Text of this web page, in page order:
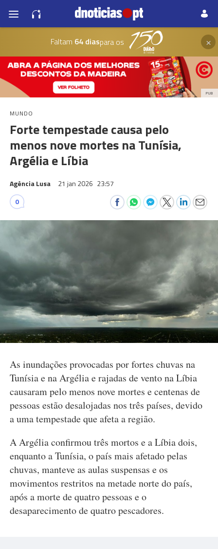
Faltam 64 diaspara os ×
PUB
MUNDO
Forte tempestade causa pelo
menos nove mortes na Tunísia,
Argélia e Líbia
Agência Lusa 21 jan 2026 23:57
0
As inundações provocadas por fortes chuvas na
Tunísia e na Argélia e rajadas de vento na Líbia
causaram pelo menos nove mortes e centenas de
pessoas estão desalojadas nos três países, devido
a uma tempestade que afeta a região.
A Argélia confirmou três mortos e a Líbia dois,
enquanto a Tunísia, o país mais afetado pelas
chuvas, manteve as aulas suspensas e os
movimentos restritos na metade norte do país,
após a morte de quatro pessoas e o
desaparecimento de quatro pescadores.